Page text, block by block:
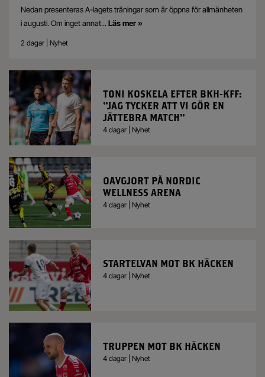
Nedan presenteras A-lagets träningar som är öppna för allmänheten
i augusti. Om inget annat...Läs mer »
2 dagar | Nyhet
TONI KOSKELA EFTER BKH-KFF:
”JAG TYCKER ATT VI GÖR EN
JÄTTEBRA MATCH”
4 dagar | Nyhet
OAVGJORT PÅ NORDIC
WELLNESS ARENA
4 dagar | Nyhet
STARTELVAN MOT BK HÄCKEN
4 dagar | Nyhet
TRUPPEN MOT BK HÄCKEN
4 dagar | Nyhet